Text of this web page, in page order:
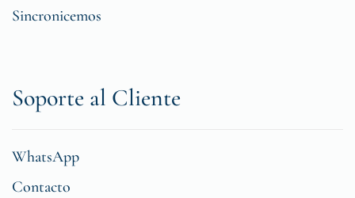
Sincronicemos
Soporte al Cliente
WhatsApp
Contacto